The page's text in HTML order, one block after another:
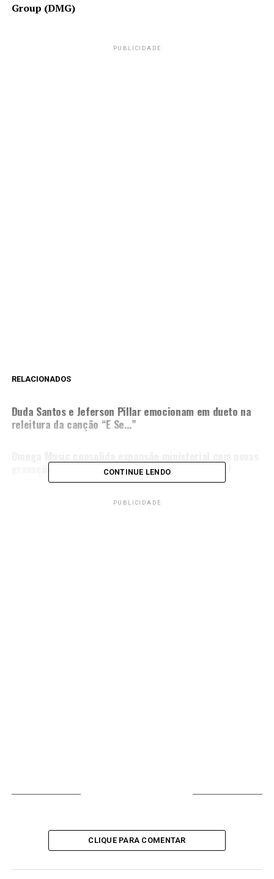
Group (DMG)
PUBLICIDADE
RELACIONADOS
Duda Santos e Jeferson Pillar emocionam em dueto na
releitura da canção “E Se…”
gravações, turnês e versões em inglês e espanhol
CONTINUE LENDO
PUBLICIDADE
CLIQUE PARA COMENTAR